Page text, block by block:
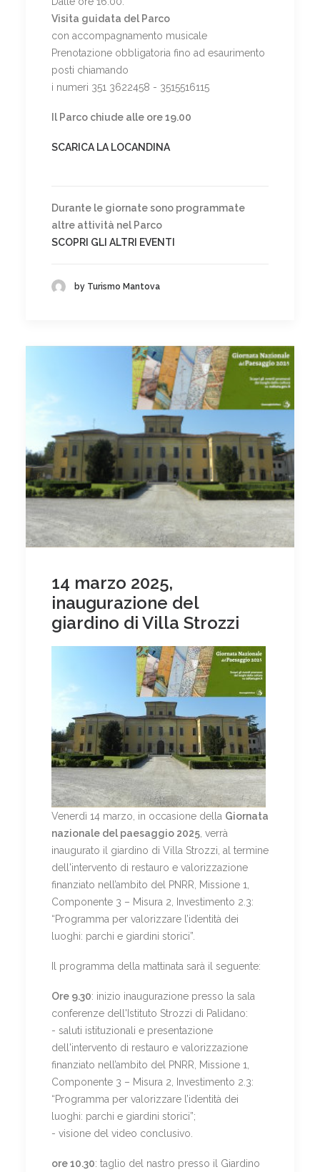
Visita guidata del Parco
con accompagnamento musicale
Prenotazione obbligatoria fino ad esaurimento
posti chiamando
i numeri 351 3622458 - 3515516115
Il Parco chiude alle ore 19.00
SCARICA LA LOCANDINA
Durante le giornate sono programmate
altre attività nel Parco
SCOPRI GLI ALTRI EVENTI
by Turismo Mantova
14 marzo 2025,
inaugurazione del
giardino di Villa Strozzi
Venerdì 14 marzo, in occasione della Giornata
nazionale del paesaggio 2025 , verrà
inaugurato il giardino di Villa Strozzi, al termine
dell'intervento di restauro e valorizzazione
finanziato nell’ambito del PNRR, Missione 1,
Componente 3 – Misura 2, Investimento 2.3:
“Programma per valorizzare l’identità dei
luoghi: parchi e giardini storici”.
Il programma della mattinata sarà il seguente:
Ore 9.30: inizio inaugurazione presso la sala
conferenze dell'Istituto Strozzi di Palidano:
- saluti istituzionali e presentazione
dell'intervento di restauro e valorizzazione
finanziato nell’ambito del PNRR, Missione 1,
Componente 3 – Misura 2, Investimento 2.3:
“Programma per valorizzare l’identità dei
luoghi: parchi e giardini storici”;
- visione del video conclusivo.
ore 10.30: taglio del nastro presso il Giardino